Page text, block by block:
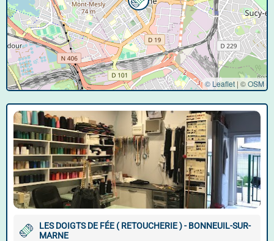
© Leaflet | ©OSM
LES DOIGTS DE FÉE ( RETOUCHERIE ) - BONNEUIL-SUR-
MARNE